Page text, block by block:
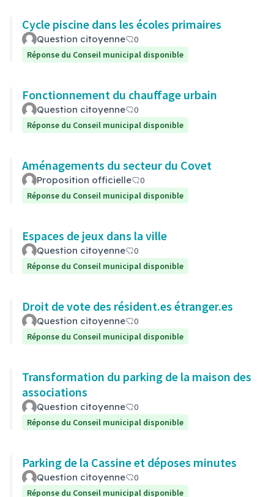
Cycle piscine dans les écoles primaires
Question citoyenne
0
Réponse du Conseil municipal disponible
Fonctionnement du chauffage urbain
Question citoyenne
0
Réponse du Conseil municipal disponible
Aménagements du secteur du Covet
Proposition officielle
0
Réponse du Conseil municipal disponible
Espaces de jeux dans la ville
Question citoyenne
0
Réponse du Conseil municipal disponible
Droit de vote des résident.es étranger.es
Question citoyenne
0
Réponse du Conseil municipal disponible
Transformation du parking de la maison des
associations
Question citoyenne
0
Réponse du Conseil municipal disponible
Parking de la Cassine et déposes minutes
Question citoyenne
0
Réponse du Conseil municipal disponible